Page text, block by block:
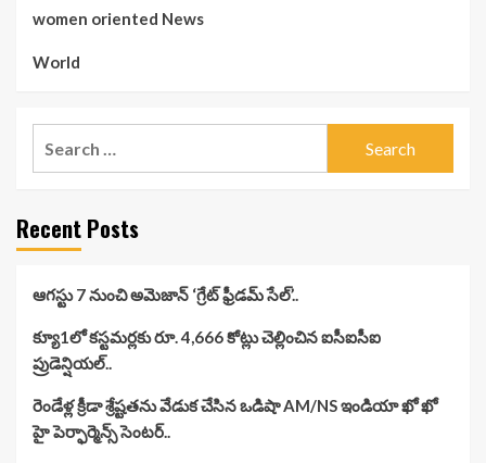
women oriented News
World
Recent Posts
ఆగస్టు 7 నుంచి అమెజాన్ ‘గ్రేట్ ఫ్రీడమ్ సేల్’..
క్యూ1లో కస్టమర్లకు రూ. 4,666 కోట్లు చెల్లించిన ఐసీఐసీఐ
ప్రుడెన్షియల్..
రెండేళ్ల క్రీడా శ్రేష్టతను వేడుక చేసిన ఒడిషా AM/NS ఇండియా ఖో ఖో
హై పెర్ఫార్మెన్స్ సెంటర్..